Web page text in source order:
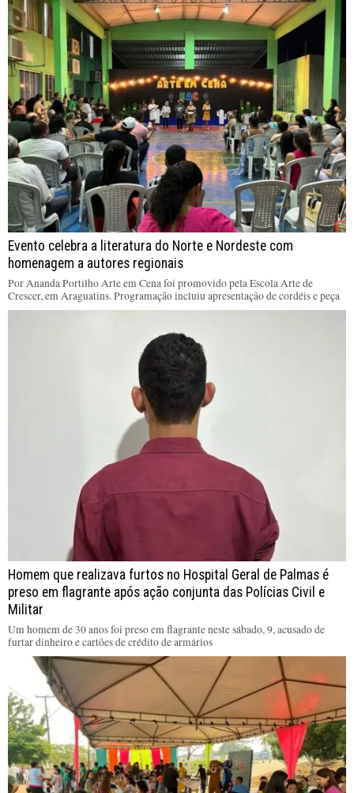
Evento celebra a literatura do Norte e Nordeste com
homenagem a autores regionais
Por Ananda Portilho Arte em Cena foi promovido pela Escola Arte de
Crescer, em Araguatins. Programação incluiu apresentação de cordéis e peça
Homem que realizava furtos no Hospital Geral de Palmas é
preso em flagrante após ação conjunta das Polícias Civil e
Militar
Um homem de 30 anos foi preso em flagrante neste sábado, 9, acusado de
furtar dinheiro e cartões de crédito de armários